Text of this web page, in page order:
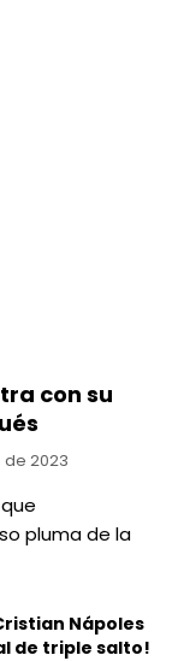
con su
de 2023
pluma de la
Nápoles
de triple salto!